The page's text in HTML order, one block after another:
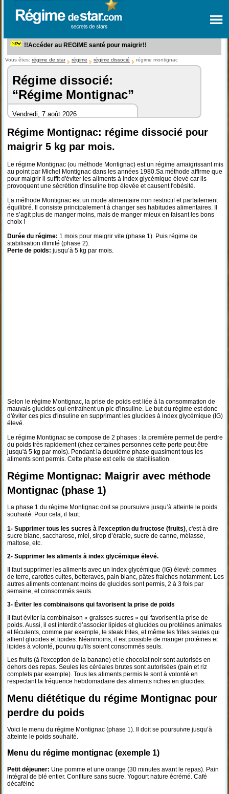
!!Accéder au REGIME santé pour maigrir!!
Vous êtes: régime de star régime régime dissocié régime montignac
Régime dissocié:
“Régime Montignac”
Vendredi, 7 août 2026
Régime Montignac: régime dissocié pour
maigrir 5 kg par mois.
Le régime Montignac (ou méthode Montignac) est un régime amaigrissant mis
au point par Michel Montignac dans les années 1980.Sa méthode affirme que
pour maigrir il suffit d'éviter les aliments à index glycémique élevé car ils
provoquent une sécrétion d'insuline trop élevée et causent l'obésité.
La méthode Montignac est un mode alimentaire non restrictif et parfaitement
équilibré. Il consiste principalement à changer ses habitudes alimentaires. Il
ne s’agit plus de manger moins, mais de manger mieux en faisant les bons
choix !
Durée du régime: 1 mois pour maigrir vite (phase 1). Puis régime de
stabilisation illimité (phase 2).
Perte de poids: jusqu’à 5 kg par mois.
Selon le régime Montignac, la prise de poids est liée à la consommation de
mauvais glucides qui entraînent un pic d'insuline. Le but du régime est donc
d'éviter ces pics d'insuline en supprimant les glucides à index glycémique (IG)
élevé.
Le régime Montignac se compose de 2 phases : la première permet de perdre
du poids très rapidement (chez certaines personnes cette perte peut être
jusqu'à 5 kg par mois). Pendant la deuxième phase quasiment tous les
aliments sont permis. Cette phase est celle de stabilisation.
Régime Montignac: Maigrir avec méthode
Montignac (phase 1)
La phase 1 du régime Montignac doit se poursuivre jusqu’à atteinte le poids
souhaité. Pour cela, il faut:
1- Supprimer tous les sucres à l’exception du fructose (fruits), c'est à dire
sucre blanc, saccharose, miel, sirop d’érable, sucre de canne, mélasse,
maltose, etc.
2- Supprimer les aliments à index glycémique élevé.
Il faut supprimer les aliments avec un index glycémique (IG) élevé: pommes
de terre, carottes cuites, betteraves, pain blanc, pâtes fraiches notamment. Les
autres aliments contenant moins de glucides sont permis, 2 à 3 fois par
semaine, et consommés seuls.
3- Éviter les combinaisons qui favorisent la prise de poids
Il faut éviter la combinaison « graisses-sucres » qui favorisent la prise de
poids. Aussi, il est interdit d’associer lipides et glucides ou protéines animales
et féculents, comme par exemple, le steak frites, et même les frites seules qui
allient glucides et lipides. Néanmoins, il est possible de manger protéines et
lipides à volonté, pourvu qu'ils soient consommés seuls.
Les fruits (à l'exception de la banane) et le chocolat noir sont autorisés en
dehors des repas. Seules les céréales brutes sont autorisées (pain et riz
complets par exemple). Tous les aliments permis le sont à volonté en
respectant la fréquence hebdomadaire des aliments riches en glucides.
Menu diététique du régime Montignac pour
perdre du poids
Voici le menu du régime Montignac (phase 1). Il doit se poursuivre jusqu’à
atteinte le poids souhaité.
Menu du régime montignac (exemple 1)
Petit déjeuner: Une pomme et une orange (30 minutes avant le repas). Pain
intégral de blé entier. Confiture sans sucre. Yogourt nature écrémé. Café
décaféiné